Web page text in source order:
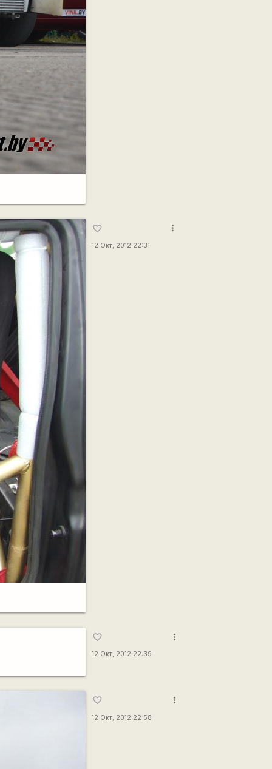
favorite_border
12 Окт, 2012 22:31
more_vert
favorite_border
12 Окт, 2012 22:39
more_vert
favorite_border
12 Окт, 2012 22:58
more_vert